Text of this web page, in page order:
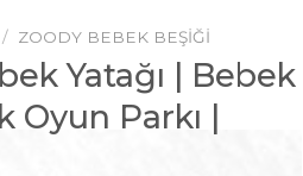
/ ZOODY BEBEK BEŞIĞI
Yatağı | Bebek
Oyun Parkı |